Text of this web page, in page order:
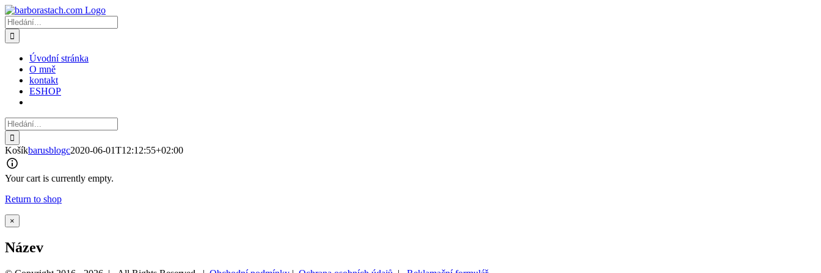
Přeskočit
na
obsah
Hledat:
Úvodní stránka
O mně
kontakt
ESHOP
Hledat:
Košíkbarusblogc2020-06-01T12:12:55+02:00
Your cart is currently empty.
Return to shop
Zavřít
Rychlé
produktu
×
Název